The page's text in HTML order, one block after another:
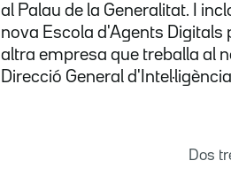
al Palau de la Generalitat. I
nova Escola d'Agents Digitals
altra empresa que treballa al
Direcció General
Dos